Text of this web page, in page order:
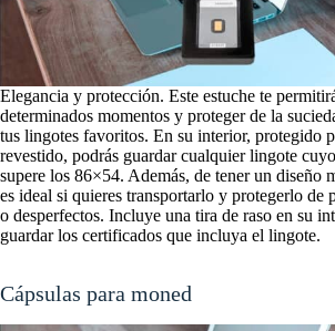
Elegancia y protección. Este estuche te
determinados momentos y proteger de la
tus lingotes favoritos. En su interior, protegido
revestido, podrás guardar cualquier lingote
supere los 86×54. Además, de tener un diseño
es ideal si quieres transportarlo y protegerlo de
o desperfectos. Incluye una tira de raso en su
guardar los certificados que incluya el lingote.
Cápsulas para monedas